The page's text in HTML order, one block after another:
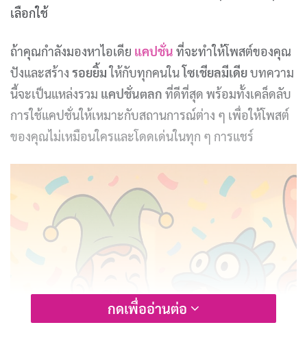
เลือกใช้
ถ้าคุณกำลังมองหาไอเดีย แคปชั่น ที่จะทำให้โพสต์ของคุณ
ปังและสร้าง รอยยิ้มให้กับทุกคนในโซเชียลมีเดียบทความ
นี้จะเป็นแหล่งรวม แคปชั่นตลก ที่ดีที่สุด พร้อมทั้งเคล็ดลับ
การใช้แคปชั่นให้เหมาะกับสถานการณ์ต่าง ๆ เพื่อให้โพสต์
ของคุณไม่เหมือนใครและโดดเด่นในทุก ๆ การแชร์
กดเพื่ออ่านต่อ